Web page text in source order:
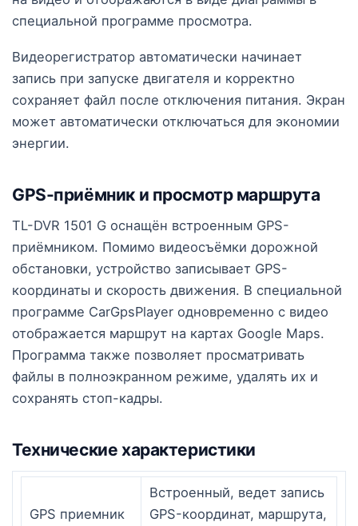
специальной программе просмотра.
Видеорегистратор автоматически начинает
запись при запуске двигателя и корректно
сохраняет файл после отключения питания. Экран
может автоматически отключаться для экономии
энергии.
GPS-приёмник и просмотр маршрута
TL-DVR 1501 G оснащён встроенным GPS-
приёмником. Помимо видеосъёмки дорожной
обстановки, устройство записывает GPS-
координаты и скорость движения. В специальной
программе CarGpsPlayer одновременно с видео
отображается маршрут на картах Google Maps.
Программа также позволяет просматривать
файлы в полноэкранном режиме, удалять их и
сохранять стоп-кадры.
Технические характеристики
GPS приемник
Встроенный, ведет запись
GPS-координат, маршрута,